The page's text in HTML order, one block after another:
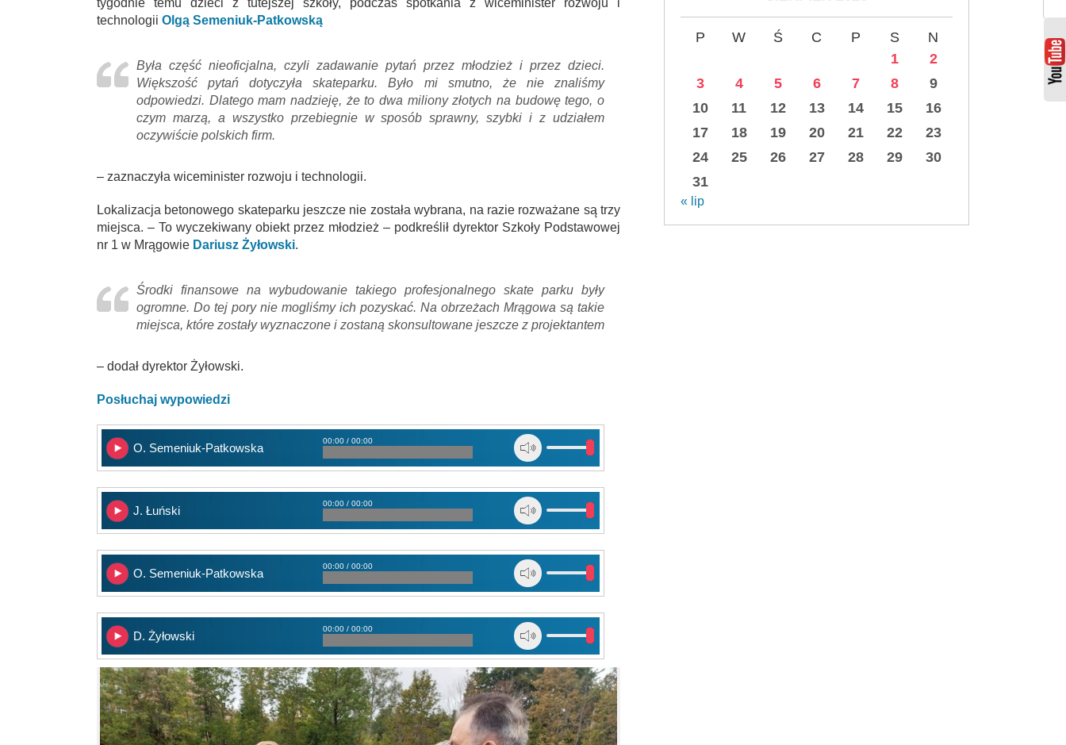
technologii Olgą Semeniuk-Patkowską
Była część nieoficjalna, czyli zadawanie pytań przez młodzież i przez dzieci.
Większość pytań dotyczyła skateparku. Było mi smutno, że nie znaliśmy
odpowiedzi. Dlatego mam nadzieję, że to dwa miliony złotych na budowę tego, o
czym marzą, a wszystko przebiegnie w sposób sprawny, szybki i z udziałem
oczywiście polskich firm.
– zaznaczyła wiceminister rozwoju i technologii.
Lokalizacja betonowego skateparku jeszcze nie została wybrana, na razie rozważane są trzy
miejsca. – To wyczekiwany obiekt przez młodzież – podkreślił dyrektor Szkoły Podstawowej
nr 1 w Mrągowie Dariusz Żyłowski.
Środki finansowe na wybudowanie takiego profesjonalnego skate parku były
ogromne. Do tej pory nie mogliśmy ich pozyskać. Na obrzeżach Mrągowa są takie
miejsca, które zostały wyznaczone i zostaną skonsultowane jeszcze z projektantem
– dodał dyrektor Żyłowski.
Posłuchaj wypowiedzi
O. Semeniuk-Patkowska
00:00 / 00:00
J. Łuński
00:00 / 00:00
O. Semeniuk-Patkowska
00:00 / 00:00
D. Żyłowski
00:00 / 00:00
P W Ś C P S
N
1
2
3
4 5 6 7 8
9
10
11 12 13 14 15
16
17
18 19 20 21 22
23
24
25 26 27 28 29
30
31
« lip